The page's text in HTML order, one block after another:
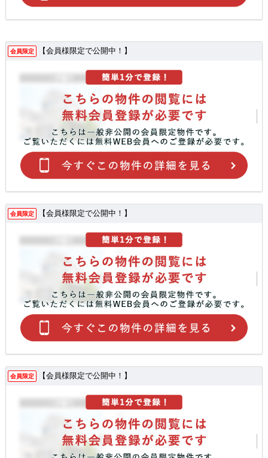
会員限定 【会員様限定で公開中！】
会員限定 【会員様限定で公開中！】
会員限定 【会員様限定で公開中！】